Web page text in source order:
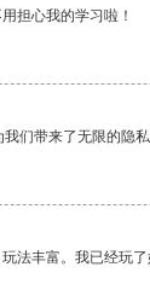
担心我的学习啦！
们带来了无限的隐私
法丰富。我已经玩了